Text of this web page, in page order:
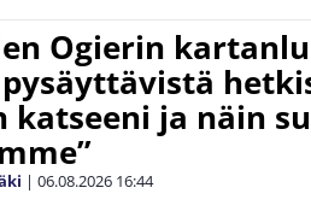
Ogierin
katseeni ja näin
| 06.08.2026 16:44